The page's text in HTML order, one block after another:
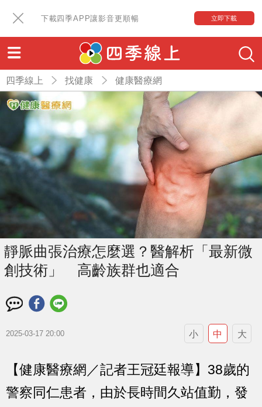
下載四季APP讓影音更順暢 立即下載
四季線上 找健康 健康醫療網
靜脈曲張治療怎麼選？醫解析「最新微
創技術」 高齡族群也適合
2025-03-17 20:00 小 中 大
【健康醫療網／記者王冠廷報導】38歲的
警察同仁患者，由於長時間久站值勤，發